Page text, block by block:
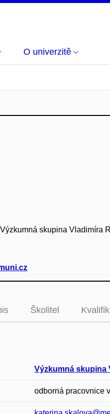
O univerzitě
skupina Vladimíra
Školitel
Výzkumná skupina
odborná pracovnice